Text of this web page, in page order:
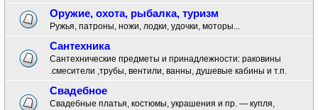
Оружие, охота, рыбалка, туризм
Ружья, патроны, ножи, лодки, удочки, моторы...
Сантехника
Сантехнические предметы и принадлежности: раковины
.смесители ,трубы, вентили, ванны, душевые кабины и т.п.
Свадебное
Свадебные платья, костюмы, украшения и пр. — купля,